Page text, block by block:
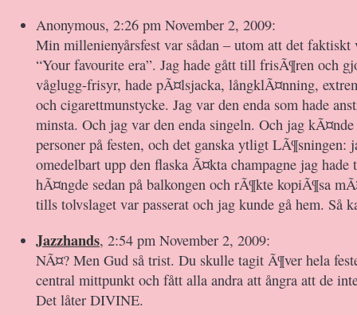
Anonymous, 2:26 pm November 2, 2009:
Min millenienyårsfest var sådan – utom att det faktiskt
“Your favourite era”. Jag hade gått till frisÃ¶ren och
våglugg-frisyr, hade pÃ¤lsjacka, långklÃ¤nning,
och cigarettmunstycke. Jag var den enda som hade
minsta. Och jag var den enda singeln. Och jag kÃ¤nde
personer på festen, och det ganska ytligt LÃ¶sningen:
omedelbart upp den flaska Ã¤kta champagne jag
hÃ¤ngde sedan på balkongen och rÃ¶kte kopiÃ¶sa
tills tolvslaget var passerat och jag kunde gå hem. Så
Jazzhands, 2:54 pm November 2, 2009:
NÃ¤? Men Gud så trist. Du skulle tagit Ã¶ver hela
central mittpunkt och fått alla andra att ångra att de
Det låter DIVINE.